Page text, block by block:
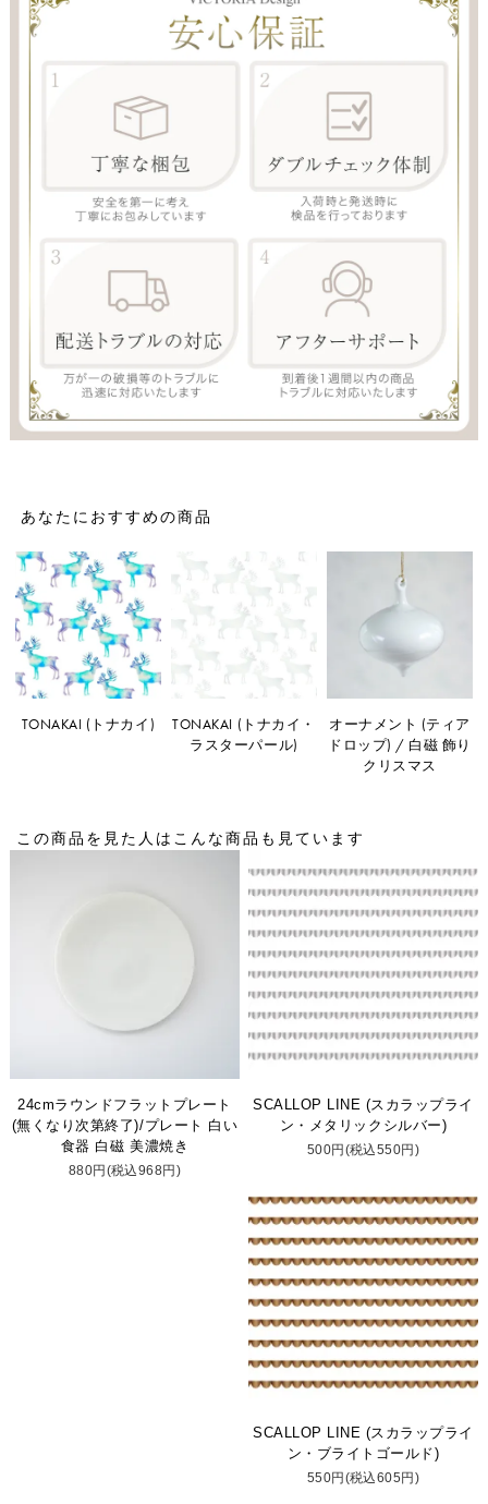
あなたにおすすめの商品
TONAKAI (トナカイ)
TONAKAI (トナカイ・
ラスターパール)
オーナメント (ティア
ドロップ) / 白磁 飾り
クリスマス
この商品を見た人はこんな商品も見ています
24cmラウンドフラットプレート
(無くなり次第終了)/プレート 白い
食器 白磁 美濃焼き
880円(税込968円)
SCALLOP LINE (スカラップライ
ン・メタリックシルバー)
500円(税込550円)
SCALLOP LINE (スカラップライ
ン・ブライトゴールド)
550円(税込605円)